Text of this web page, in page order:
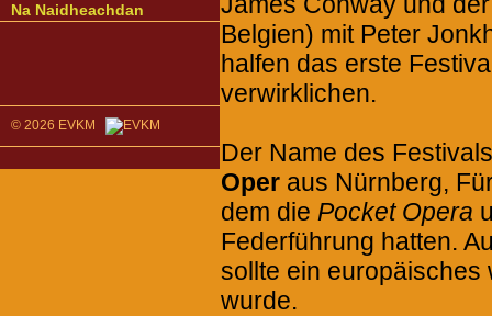
Na Naidheachdan
© 2026 EVKM
Belgien) mit Peter
halfen das erste
verwirklichen.
Der Name des
Oper aus Nürnberg,
dem die Pocket Opera
Federführung hatten.
sollte ein europäisches
wurde.